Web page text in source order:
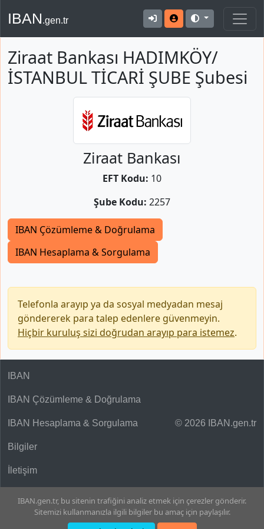
IBAN.gen.tr
Ziraat Bankası HADIMKÖY/
İSTANBUL TİCARİ ŞUBE Şubesi
Ziraat Bankası
EFT Kodu: 10
Şube Kodu: 2257
IBAN Çözümleme & Doğrulama
IBAN Hesaplama & Sorgulama
Telefonla arayıp ya da sosyal medyadan mesaj
göndererek para talep edenlere güvenmeyin.
Hiçbir kuruluş sizi doğrudan arayıp para istemez.
© 2026 IBAN.gen.tr
IBAN
IBAN Çözümleme & Doğrulama
IBAN Hesaplama & Sorgulama
Bilgiler
İletişim
IBAN.gen.tr, bu sitenin trafiğini analiz etmek için çerezler gönderir.
Sitemizi kullanmanızla ilgili bilgiler bu amaç için paylaşılır.